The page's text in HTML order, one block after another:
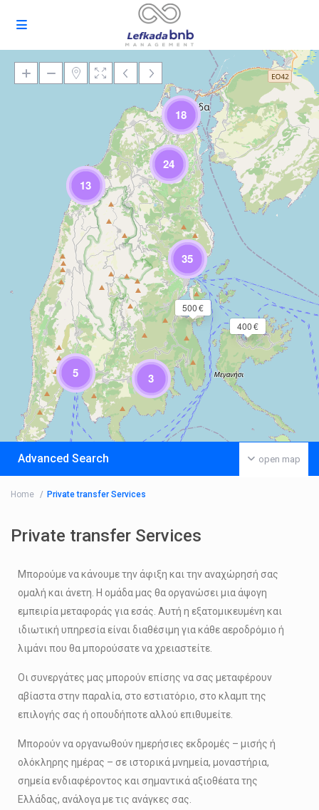
5 3
13
400 €
500 €
35
18
24
Loading Maps
open map
Advanced Search
Home Private transfer Services
Private transfer Services
Μπορούμε να κάνουμε την άφιξη και την αναχώρησή σας
ομαλή και άνετη. Η ομάδα μας θα οργανώσει μια άψογη
εμπειρία μεταφοράς για εσάς. Αυτή η εξατομικευμένη και
ιδιωτική υπηρεσία είναι διαθέσιμη για κάθε αεροδρόμιο ή
λιμάνι που θα μπορούσατε να χρειαστείτε.
Οι συνεργάτες μας μπορούν επίσης να σας μεταφέρουν
αβίαστα στην παραλία, στο εστιατόριο, στο κλαμπ της
επιλογής σας ή οπουδήποτε αλλού επιθυμείτε.
Μπορούν να οργανωθούν ημερήσιες εκδρομές – μισής ή
ολόκληρης ημέρας – σε ιστορικά μνημεία, μοναστήρια,
σημεία ενδιαφέροντος και σημαντικά αξιοθέατα της
Ελλάδας, ανάλογα με τις ανάγκες σας.